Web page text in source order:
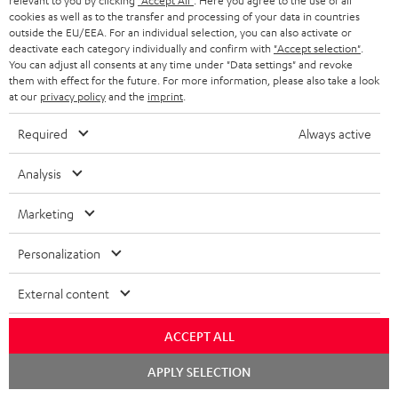
n
m
e
l
d
u
n
g
Kategorien
HEIMKINO
HEIMKINO-KOMPLETTANLAGEN
SOUNDBARS
STEREO
SMART HOME
BLUETOOTH-LAUTSPRECHER
KOPFHÖRER
Unternehmen
SUPPORT
KARRIERE
PRESSE & MARKETING
GESCHÄFTSKUNDEN
PARTNERPROGRAMM
BLOG
NEWSLETTER
STORES
ÖSTERREICH
SCHWEIZ
NIEDERLANDE
cookies as well as to the transfer and processing of your data in countries
outside the EU/EEA. For an individual selection, you can also activate or
deactivate each category individually and confirm with "Accept selection"
You can adjust all consents at any time under "Data settings" and revoke
them with effect for the future. For more information, please also take a look
at our privacy policyand the imprint
Required Always active
Analysis
Marketing
Personalization
External content
ACCEPT ALL
APPLY SELECTION